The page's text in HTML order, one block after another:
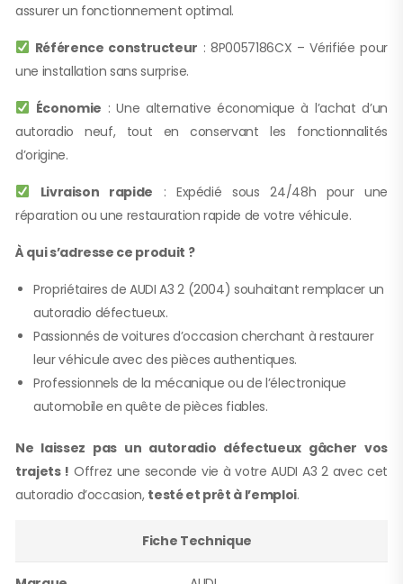
assurer un fonctionnement optimal.
Référence constructeur : 8P0057186CX – Vérifiée pour
une installation sans surprise.
Économie : Une alternative économique à l’achat d’un
autoradio neuf, tout en conservant les fonctionnalités
d’origine.
Livraison rapide : Expédié sous 24/48h pour une
réparation ou une restauration rapide de votre véhicule.
À qui s’adresse ce produit ?
Propriétaires de AUDI A3 2 (2004) souhaitant remplacer un
autoradio défectueux.
Passionnés de voitures d’occasion cherchant à restaurer
leur véhicule avec des pièces authentiques.
Professionnels de la mécanique ou de l’électronique
automobile en quête de pièces fiables.
Ne laissez pas un autoradio défectueux gâcher vos
trajets ! Offrez une seconde vie à votre AUDI A3 2 avec cet
autoradio d’occasion, testé et prêt à l’emploi.
Fiche Technique